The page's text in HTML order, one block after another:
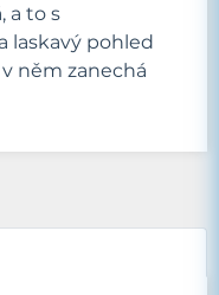
a to s
laskavý pohled
něm zanechá